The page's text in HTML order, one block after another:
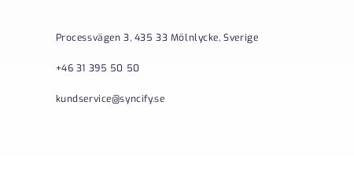
Processvägen 3, 435 33 Mölnlycke, Sverige
+46 31 395 50 50
kundservice@syncify.se